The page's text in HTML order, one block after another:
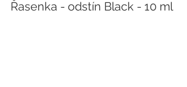
Řasenka - odstín Black - 10 ml